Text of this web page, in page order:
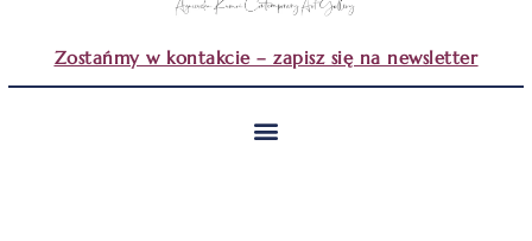
Zostańmy w kontakcie – zapisz się na newsletter